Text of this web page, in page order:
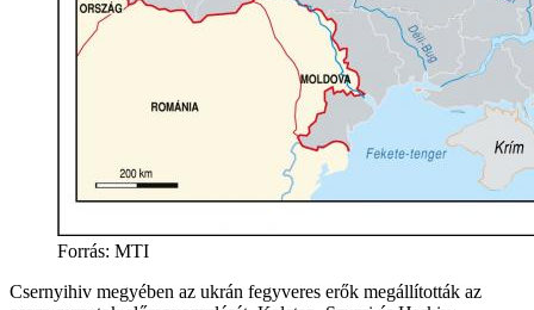
Forrás: MTI
Csernyihiv megyében az ukrán fegyveres erők megállították az